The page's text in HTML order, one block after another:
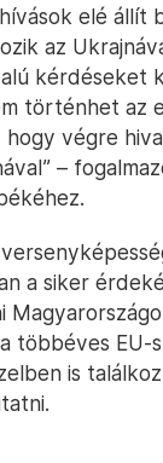
elé állít
az
kérdéseket
történhet az
végre
–
a siker
többéves EU-
is